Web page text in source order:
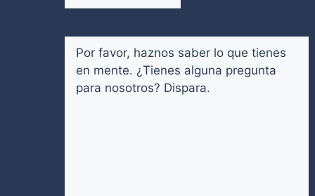
Comentarios (Obligatorio)